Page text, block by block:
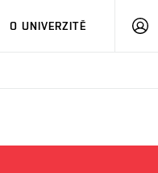
O UNIVERZITĚ